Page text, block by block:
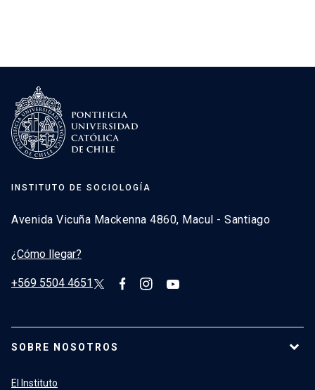
INSTITUTO DE SOCIOLOGÍA
Avenida Vicuña Mackenna 4860, Macul - Santiago
¿Cómo llegar?
+569 5504 4651
SOBRE NOSOTROS
El Instituto